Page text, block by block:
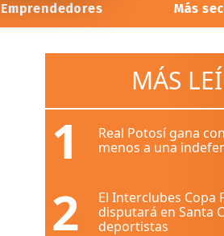
Emprendedores Más
MÁS
1
Real Potosí gana
menos a una
2
El Interclubes Copa
disputará en Santa
deportistas